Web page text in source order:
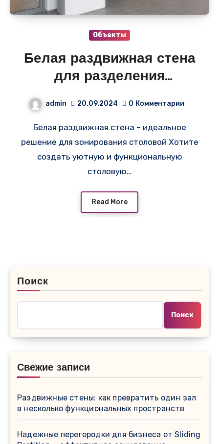
Объекты
Белая раздвижная стена
для разделения
admin 20.09.2024 0 Комментарии
Белая раздвижная стена – идеальное
решение для зонирования столовой Хотите
создать уютную и функциональную
столовую…
Read More
Поиск
Поиск
Свежие записи
Раздвижные стены: как превратить один зал
в несколько функциональных пространств
Надежные перегородки для бизнеса от Sliding